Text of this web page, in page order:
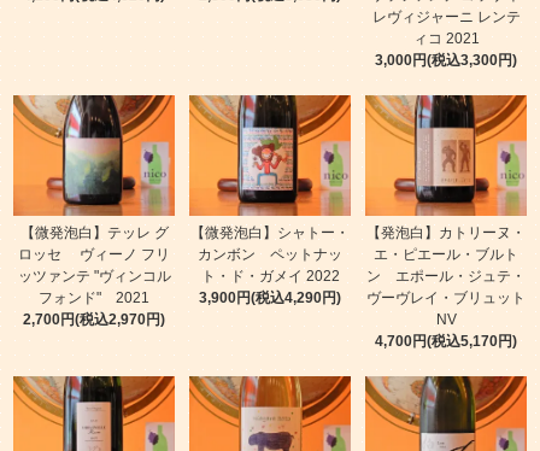
レヴィジャーニ レンテ
ィコ 2021
3,000円(税込3,300円)
【微発泡白】テッレ グ
ロッセ ヴィーノ フリ
ッツァンテ "ヴィンコル
フォンド" 2021
2,700円(税込2,970円)
【微発泡白】シャトー・
カンボン ペットナッ
ト・ド・ガメイ 2022
3,900円(税込4,290円)
【発泡白】カトリーヌ・
エ・ピエール・ブルト
ン エポール・ジュテ・
ヴーヴレイ・ブリュット
NV
4,700円(税込5,170円)